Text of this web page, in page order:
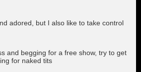
adored, but I also like to take control
and begging for a free show, try to get
for naked tits